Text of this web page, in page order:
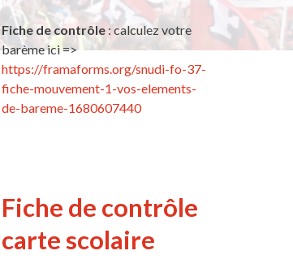
Fiche de contrôle: calculez votre
barème ici =>
https://framaforms.org/snudi-fo-37-
fiche-mouvement-1-vos-elements-
de-bareme-1680607440
Fiche de contrôle
carte scolaire